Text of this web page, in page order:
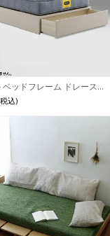
ベッドフレーム ドレース
〕 LED 照明付き ベッド
き 収納付き おしゃれ シン
込)